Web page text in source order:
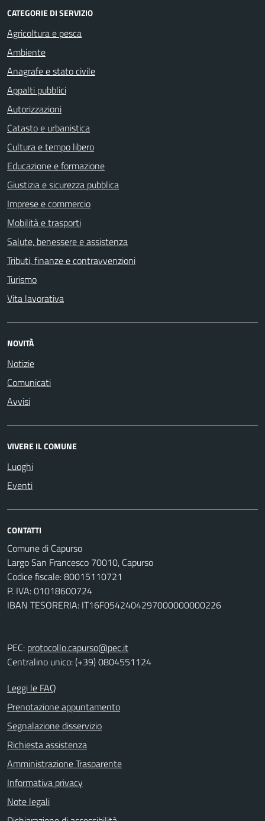
CATEGORIE DI SERVIZIO
Agricoltura e pesca
Ambiente
Anagrafe e stato civile
Appalti pubblici
Autorizzazioni
Catasto e urbanistica
Cultura e tempo libero
Educazione e formazione
Giustizia e sicurezza pubblica
Imprese e commercio
Mobilità e trasporti
Salute, benessere e assistenza
Tributi, finanze e contravvenzioni
Turismo
Vita lavorativa
NOVITÀ
Notizie
Comunicati
Avvisi
VIVERE IL COMUNE
Luoghi
Eventi
CONTATTI
Comune di Capurso
Largo San Francesco 70010, Capurso
Codice fiscale: 80015110721
P. IVA: 01018600724
IBAN TESORERIA: IT16F0542404297000000000226
PEC: protocollo.capurso@pec.it
Centralino unico: (+39) 0804551124
Leggi le FAQ
Prenotazione appuntamento
Segnalazione disservizio
Richiesta assistenza
Amministrazione Trasparente
Informativa privacy
Note legali